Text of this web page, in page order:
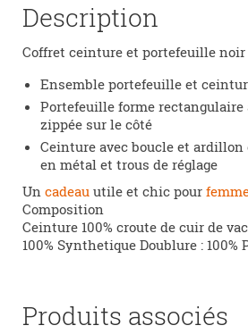
Description
Coffret ceinture et portefeuille noir
Ensemble portefeuille et
Portefeuille forme rectangulaire
zippée sur le côté
Ceinture avec boucle et ardillon
en métal et trous de réglage
Un cadeau utile et chic pour
Composition
Ceinture 100% croute de cuir de
100% Synthetique Doublure : 100%
Produits associés